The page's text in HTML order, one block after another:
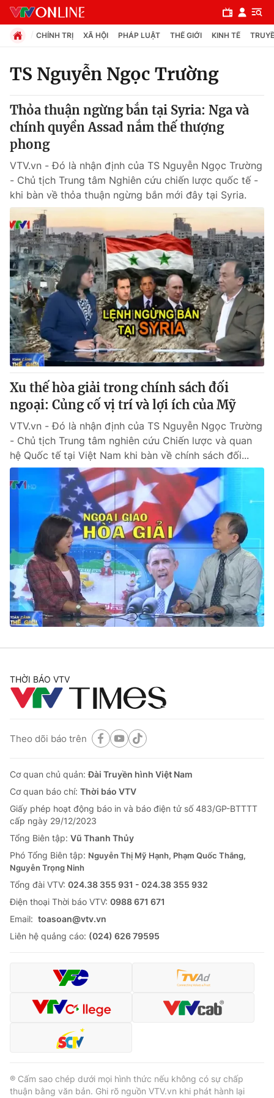
Chuyên mục
Chính trị
Pháp luật
Y tế
Thế giới
Tin tức
Thế giới đó đây
Câu chuyện quốc tế
Kinh tế
Tài chính
Thị trường
Góc doanh nghiệp
Dữ liệu và đời sống
Truyền hình
Phim VTV
Hậu trường
Nhân vật
Khán giả
Giải sao mai
Giải trí
Điện ảnh
Âm nhạc
Sao
Đời sống
Du lịch
Làm đẹp
Chất lượng cuộc sống
Giáo dục
Tuyển sinh
Học trực tuyến
Công nghệ
Hitech Công nghệ tương lai
Sản phẩm
Thị trường
Tư vấn
Giao lưu trực tuyến
Lịch phát sóng
Chuyên mục khác
Emagazine Podcast
Photo Infographic
VTV Sức khoẻ Bất động sản
Thị trường 24h
VTV4
VTV9 VTV8
Liên hệ tòa soạn English
THỜI BÁO VTV
Cơ quan chủ quản:Đài Truyền hình Việt Nam
CHÍNH TRỊ XÃ HỘI PHÁP LUẬT THẾ GIỚI KINH TẾ
TS Nguyễn Ngọc Trường
Thỏa thuận ngừng bắn tại Syria: Nga và
chính quyền Assad nắm thế thượng
phong
VTV.vn - Đó là nhận định của TS Nguyễn Ngọc Trường
- Chủ tịch Trung tâm Nghiên cứu chiến lược quốc tế -
khi bàn về thỏa thuận ngừng bắn mới đây tại Syria.
Xu thế hòa giải trong chính sách đối
ngoại: Củng cố vị trí và lợi ích của Mỹ
VTV.vn - Đó là nhận định của TS Nguyễn Ngọc Trường
- Chủ tịch Trung tâm nghiên cứu Chiến lược và quan
hệ Quốc tế tại Việt Nam khi bàn về chính sách đối...
THỜI BÁO VTV
Theo dõi báo trên
Cơ quan chủ quản:Đài Truyền hình Việt Nam
Cơ quan báo chí: Thời báo VTV
Giấy phép hoạt động báo in và báo điện tử số 483/GP-BTTTT
cấp ngày 29/12/2023
Tổng Biên tập: Vũ Thanh Thủy
Phó Tổng Biên tập: Nguyễn Thị Mỹ Hạnh, Phạm Quốc Thắng,
Nguyễn Trọng Ninh
Tổng đài VTV: 024.38 355 931 - 024.38 355 932
Ðiện thoại Thời báo VTV: 0988 671 671
Email: toasoan@vtv.vn
Liên hệ quảng cáo: (024) 626 79595
® Cấm sao chép dưới mọi hình thức nếu không có sự chấp
thuận bằng văn bản. Ghi rõ nguồn VTV.vn khi phát hành lại